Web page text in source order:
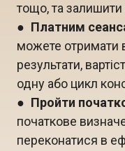
тощо, та залишити
● Платним
можете отримати
результати,
одну або цикл
● Пройти
початкове
переконатися в